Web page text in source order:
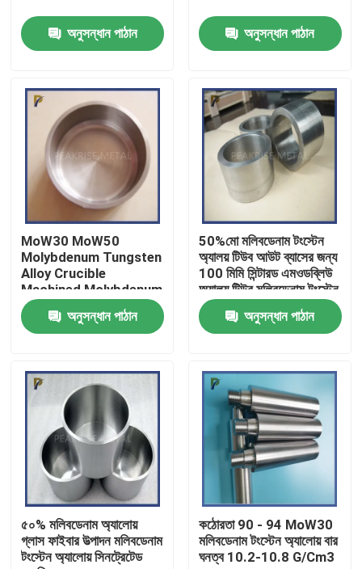
বাড়ি
পণ্য
ভিআর শো
আমাদের সম্পর্কে
মান নিয়ন্ত্রণ
আমাদের সাথে যোগাযোগ
উদ্ধৃতির জন্য আবেদন
মলিবডেনাম টংস্টেন খাদ
অনুসন্ধান পাঠান অনুসন্ধান পাঠান
MoW30 MoW50
Molybdenum Tungsten
Alloy Crucible
Machined Molybdenum
Crucible
অনুসন্ধান পাঠান
50%মো মলিবডেনাম টংস্টেন
অ্যালয় টিউব আউট ব্যাসের জন্য
100 মিমি সিন্টারড এমওডব্লিউ
অ্যালয় টিউব মলিবডেনাম টংস্টেন
অ্যালয় রিং টিউব
অনুসন্ধান পাঠান
৫০% মলিবডেনাম অ্যালোয়
গ্লাস ফাইবার উত্পাদন মলিবডেনাম
টংস্টেন অ্যালোয় সিনট্রেটেড
কঠোরতা 90 - 94 MoW30
মলিবডেনাম টংস্টেন অ্যালোয় বার
ঘনত্ব 10.2-10.8 G/Cm3